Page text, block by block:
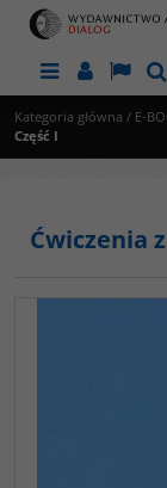
MenuPanelLang
Kategoria główna / E-
Część I
Ćwiczenia